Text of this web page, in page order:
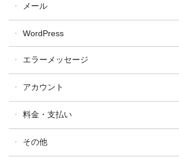
バリューサーバー
メール
WordPress
エラーメッセージ
アカウント
料金・支払い
その他